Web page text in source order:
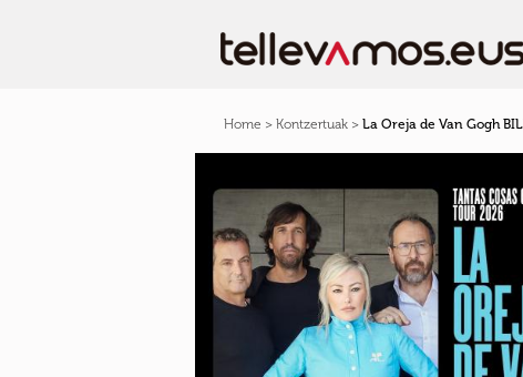
Home > Kontzertuak > La Oreja de Van Gogh